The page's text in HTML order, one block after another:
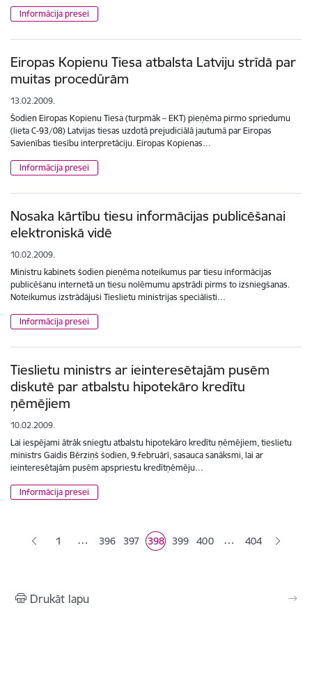
Informācija presei
Eiropas Kopienu Tiesa atbalsta Latviju strīdā par
muitas procedūrām
13.02.2009.
Šodien Eiropas Kopienu Tiesa (turpmāk – EKT) pieņēma pirmo spriedumu
(lieta C-93/08) Latvijas tiesas uzdotā prejudiciālā jautumā par Eiropas
Savienības tiesību interpretāciju. Eiropas Kopienas…
Informācija presei
Nosaka kārtību tiesu informācijas publicēšanai
elektroniskā vidē
10.02.2009.
Ministru kabinets šodien pieņēma noteikumus par tiesu informācijas
publicēšanu internetā un tiesu nolēmumu apstrādi pirms to izsniegšanas.
Noteikumus izstrādājuši Tieslietu ministrijas speciālisti…
Informācija presei
Tieslietu ministrs ar ieinteresētajām pusēm
diskutē par atbalstu hipotekāro kredītu
ņēmējiem
10.02.2009.
Lai iespējami ātrāk sniegtu atbalstu hipotekāro kredītu ņēmējiem, tieslietu
ministrs Gaidis Bērziņš šodien, 9.februārī, sasauca sanāksmi, lai ar
ieinteresētajām pusēm apspriestu kredītņēmēju…
Informācija presei
1 … Lapa
396 Lapa
397 Pašreizējā lapa
398 Lapa
399 Lapa
400 … 404
Drukāt lapu